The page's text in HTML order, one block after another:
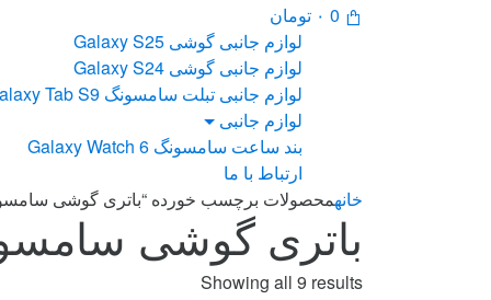
0 ۰ تومان
لوازم جانبی گوشی Galaxy S25
لوازم جانبی گوشی Galaxy S24
لوازم جانبی تبلت سامسونگ Galaxy Tab S9
لوازم جانبی
بند ساعت سامسونگ Galaxy Watch 6
ارتباط با ما
خانهمحصولات برچسب خورده “باتری گوشی
باتری گوشی
Showing all 9 results
Sorted